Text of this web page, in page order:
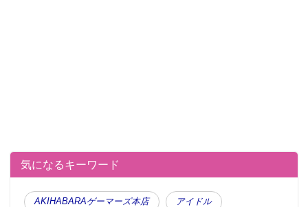
気になるキーワード
AKIHABARAゲーマーズ本店 アイドル